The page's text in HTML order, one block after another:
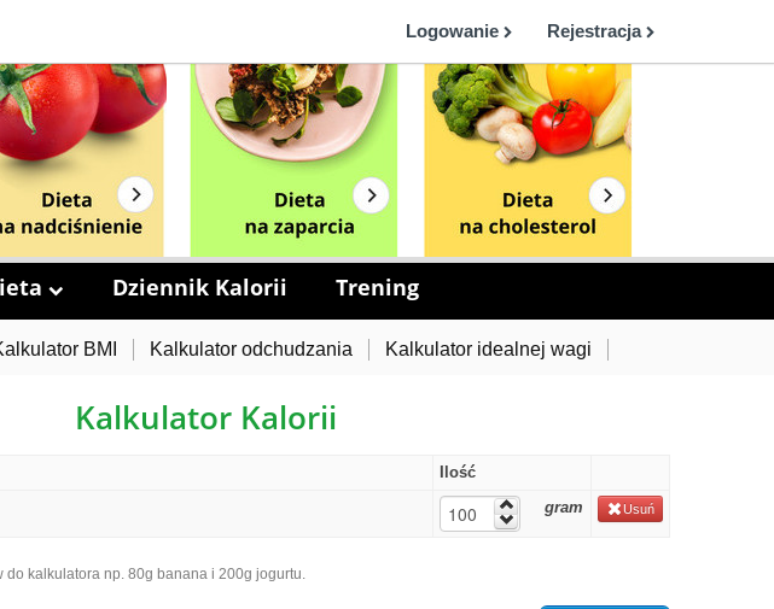
Logowanie Rejestracja
Dziennik Kalorii Trening
BMI Kalkulator odchudzania Kalkulator idealnej wagi
Kalkulator Kalorii
Ilość
gram Usuń
do kalkulatora np. 80g banana i 200g jogurtu.